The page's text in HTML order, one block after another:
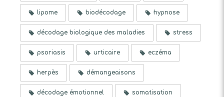
lipome biodécodage hypnose
décodage biologique des maladies stress
psoriasis urticaire eczéma
herpès démangeaisons
décodage émotionnel somatisation